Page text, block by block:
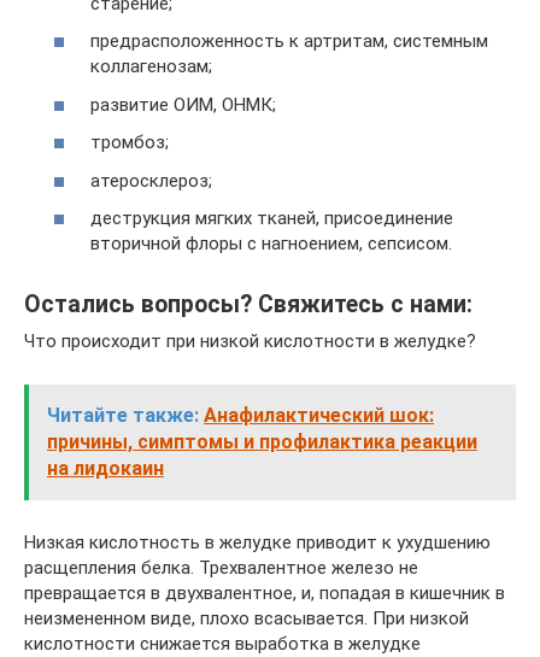
предрасположенность к артритам, системным
коллагенозам;
развитие ОИМ, ОНМК;
тромбоз;
атеросклероз;
деструкция мягких тканей, присоединение
вторичной флоры с нагноением, сепсисом.
Остались вопросы? Свяжитесь с нами:
Что происходит при низкой кислотности в желудке?
Читайте также: Анафилактический шок:
причины, симптомы и профилактика реакции
на лидокаин
Низкая кислотность в желудке приводит к ухудшению
расщепления белка. Трехвалентное железо не
превращается в двухвалентное, и, попадая в кишечник в
неизмененном виде, плохо всасывается. При низкой
кислотности снижается выработка в желудке